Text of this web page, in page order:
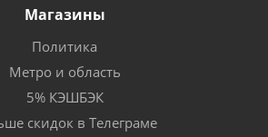
Магазины
Политика
Метро и область
5% КЭШБЭК
скидок в Телеграме